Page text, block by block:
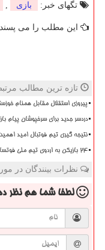
تگهای خبر:
بازی ,
این مطلب را می
تازه ترین مطالب
پیروزی استقلال مقابل همنام
دردسر جدید برای سرخپوشان پیام
نتیجه گیری تیم فوتبال امید
۲۴ بازیکن به اردوی تیم ملی فوتسال زنان دعوت شدند
نظرات بینندگان در
لطفا شما همنظر